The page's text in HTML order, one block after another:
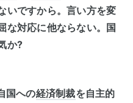
いですから。言い方を変
な対応に他ならない。国
か?
国への経済制裁を自主的